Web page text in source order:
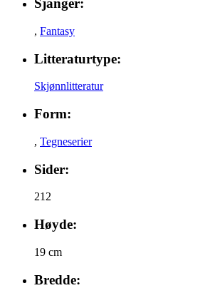
Sjanger:
, Fantasy
Litteraturtype:
Skjønnlitteratur
Form:
, Tegneserier
Sider:
212
Høyde:
19 cm
Bredde: